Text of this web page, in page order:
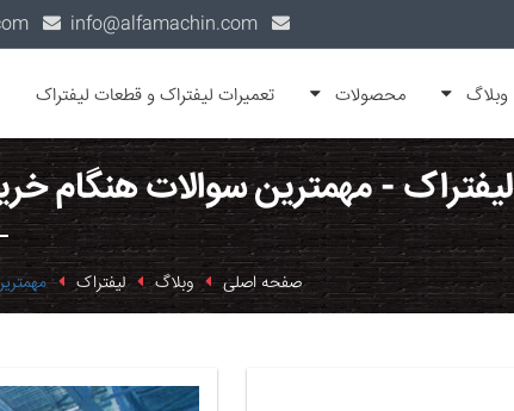
وبلاگ محصولات تعمیرات لیفتراک و قطعات لیفتراک
لیفتراک - مهمترین سوالات هنگام
صفحه اصلی وبلاگ لیفتراک